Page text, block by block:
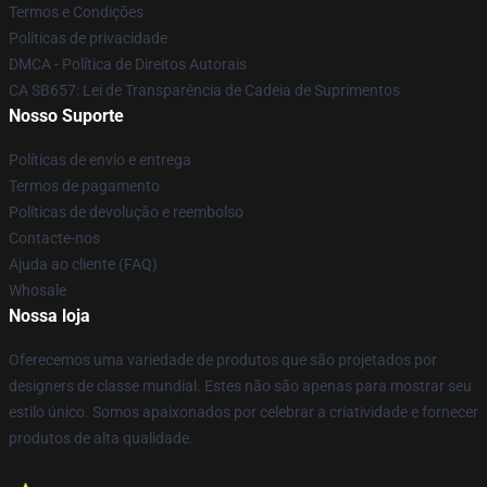
Termos e Condições
Políticas de privacidade
DMCA - Política de Direitos Autorais
CA SB657: Lei de Transparência de Cadeia de Suprimentos
Nosso Suporte
Políticas de envio e entrega
Termos de pagamento
Políticas de devolução e reembolso
Contacte-nos
Ajuda ao cliente (FAQ)
Whosale
Nossa loja
Oferecemos uma variedade de produtos que são projetados por
designers de classe mundial. Estes não são apenas para mostrar seu
estilo único. Somos apaixonados por celebrar a criatividade e fornecer
produtos de alta qualidade.